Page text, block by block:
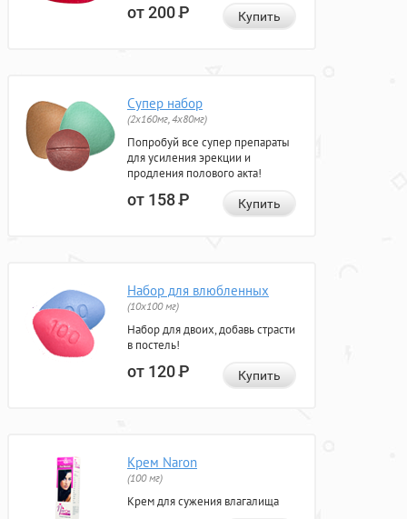
от 200Р Купить
Супер набор
(2х160мг, 4х80мг)
Попробуй все супер препараты
для усиления эрекции и
продления полового акта!
от 158Р Купить
Набор для влюбленных
(10х100 мг)
Набор для двоих, добавь страсти
в постель!
от 120Р Купить
Крем Naron
(100 мг)
Крем для сужения влагалища